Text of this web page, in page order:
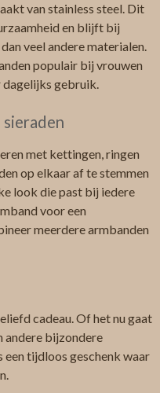
van stainless steel. Dit
en blijft bij
veel andere materialen.
populair bij vrouwen
dagelijks gebruik.
met kettingen, ringen
op elkaar af te stemmen
look die past bij iedere
voor een
meerdere armbanden
cadeau. Of het nu gaat
andere bijzondere
een tijdloos geschenk waar